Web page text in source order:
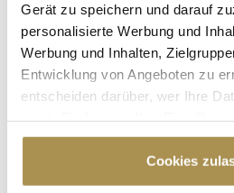
Gerät zu speichern und darauf
personalisierte Werbung und
Werbung und Inhalten,
Entwicklung von Angeboten zu
entscheiden darüber, wer Ihre
Cookie-Erklärung oder durch
Trigger Symbol ändern oder
Cookies